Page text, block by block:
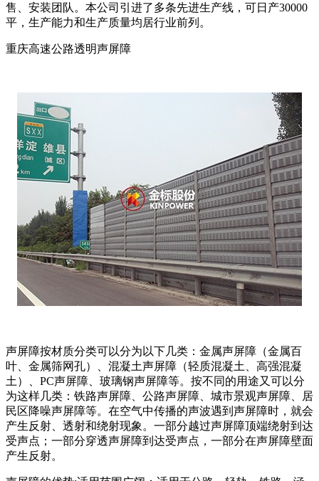
售、安装团队。本公司引进了多条先进生产线，可日产30000
平，生产能力和生产质量均居行业前列。
重庆高速公路透明声屏障
声屏障按材质分类可以分为以下几类：金属声屏障（金属百
叶、金属筛网孔）、混凝土声屏障（轻质混凝土、高强混凝
土）、PC声屏障、玻璃钢声屏障等。按不同的用途又可以分
为这样几类：铁路声屏障、公路声屏障、城市景观声屏障、居
民区降噪声屏障等。在空气中传播的声波遇到声屏障时，就会
产生反射、透射和绕射现象。一部分越过声屏障顶端绕射到达
受声点；一部分穿透声屏障到达受声点，一部分在声屏障壁面
产生反射。